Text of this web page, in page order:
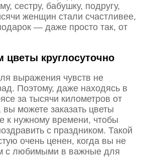
сестру, бабушку, подругу,
женщин стали счастливее,
— даже просто так, от
цветы круглосуточно
выражения чувств не
Поэтому, даже находясь в
за тысячи километров от
вы можете заказать цветы
к нужному времени, чтобы
с праздником. Такой
очень ценен, когда вы не
с любимыми в важные для